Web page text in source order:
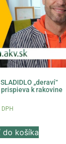
„deraví“
k rakovine
DPH
do košíka